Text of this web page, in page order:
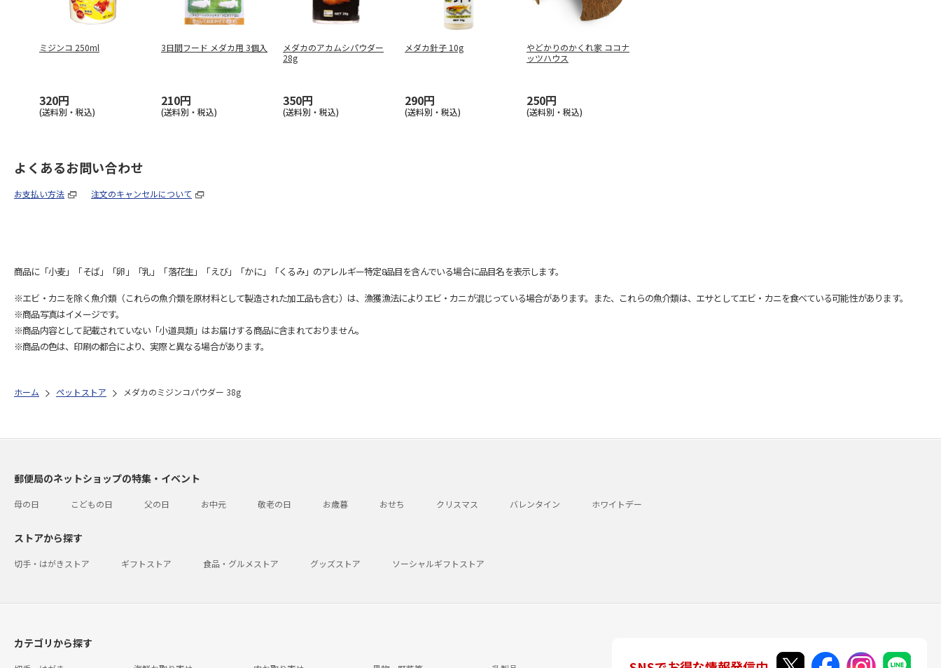
ミジンコ 250ml
320円
(送料別・税込)
3日間フード メダカ用 3個入
210円
(送料別・税込)
メダカのアカムシパウダー
28g
350円
(送料別・税込)
メダカ針子 10g
290円
(送料別・税込)
やどかりのかくれ家 ココナ
ッツハウス
250円
(送料別・税込)
よくあるお問い合わせ
お支払い方法 注文のキャンセルについて
商品に「小麦」「そば」「卵」「乳」「落花生」「えび」「かに」「くるみ」のアレルギー特定8品目を含んでいる場合に品目名を表示します。
※エビ・カニを除く魚介類（これらの魚介類を原材料として製造された加工品も含む）は、漁獲漁法によりエビ・カニが混じっている場合があります。また、これらの魚介類は、エサとしてエビ・カニを食べている可能性があります。
※商品写真はイメージです。
※商品内容として記載されていない「小道具類」はお届けする商品に含まれておりません。
※商品の色は、印刷の都合により、実際と異なる場合があります。
ホーム ペットストア メダカのミジンコパウダー 38g
郵便局のネットショップの特集・イベント
母の日 こどもの日 父の日 お中元 敬老の日 お歳暮 おせち クリスマス バレンタイン ホワイトデー
ストアから探す
切手・はがきストア ギフトストア 食品・グルメストア グッズストア ソーシャルギフトストア
カテゴリから探す